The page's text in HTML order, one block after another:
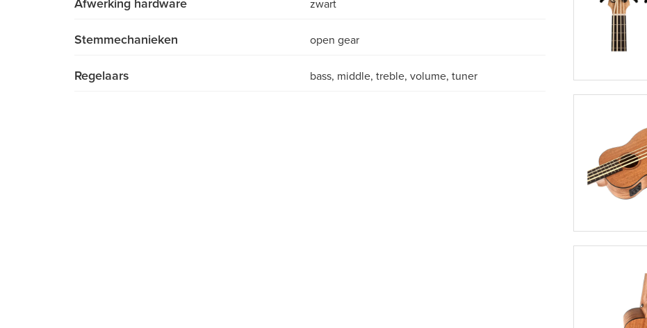
Afwerking hardware zwart
Stemmechanieken open gear
Regelaars bass, middle, treble, volume, tuner